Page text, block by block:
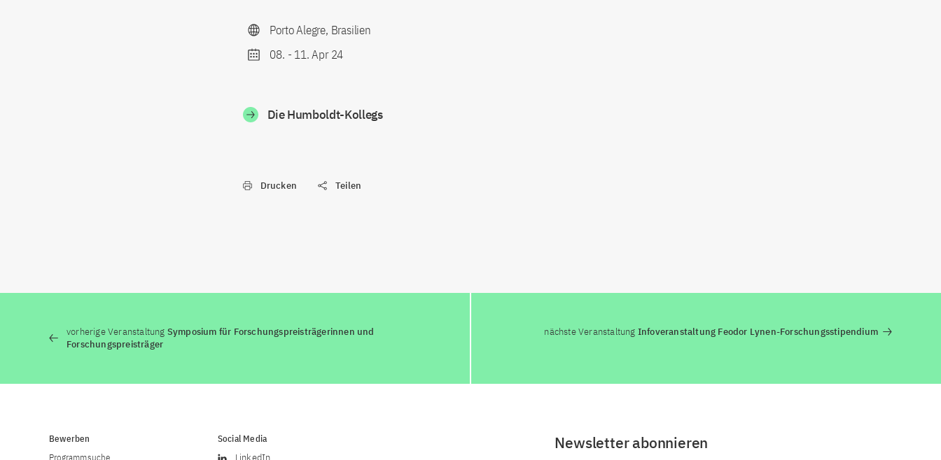
Porto Alegre, Brasilien
08. - 11. Apr 24
Die Humboldt-Kollegs
Drucken Teilen
vorherige Veranstaltung Symposium für Forschungspreisträgerinnen und
Forschungspreisträger
nächste Veranstaltung Infoveranstaltung Feodor Lynen-Forschungsstipendium
Bewerben
Programmsuche
Social Media
LinkedIn
Newsletter abonnieren